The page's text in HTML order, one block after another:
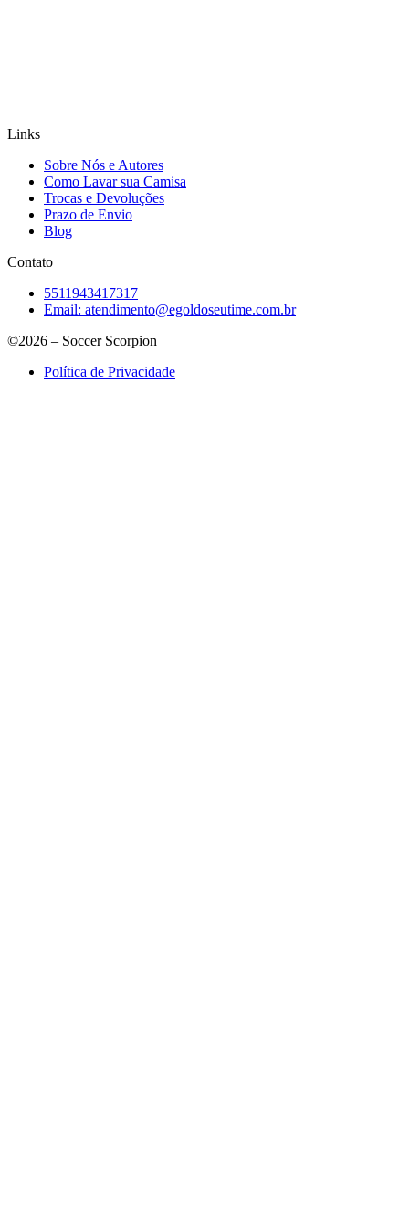
Links
Sobre Nós e Autores
Como Lavar sua Camisa
Trocas e Devoluções
Prazo de Envio
Blog
Contato
5511943417317
Email: atendimento@egoldoseutime.com.br
©2026 – Soccer Scorpion
Política de Privacidade